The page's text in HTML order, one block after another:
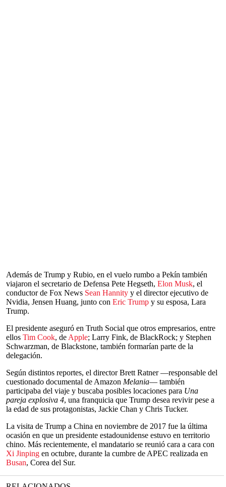
Además de Trump y Rubio, en el vuelo rumbo a Pekín también
viajaron el secretario de Defensa Pete Hegseth, Elon Musk, el
conductor de Fox News Sean Hannity y el director ejecutivo de
Nvidia, Jensen Huang, junto con Eric Trump y su esposa, Lara
Trump.
El presidente aseguró en Truth Social que otros empresarios, entre
ellos Tim Cook, de Apple; Larry Fink, de BlackRock; y Stephen
Schwarzman, de Blackstone, también formarían parte de la
delegación.
Según distintos reportes, el director Brett Ratner —responsable del
cuestionado documental de Amazon Melania— también
participaba del viaje y buscaba posibles locaciones para Una
pareja explosiva 4, una franquicia que Trump desea revivir pese a
la edad de sus protagonistas, Jackie Chan y Chris Tucker.
La visita de Trump a China en noviembre de 2017 fue la última
ocasión en que un presidente estadounidense estuvo en territorio
chino. Más recientemente, el mandatario se reunió cara a cara con
Xi Jinping en octubre, durante la cumbre de APEC realizada en
Busan, Corea del Sur.